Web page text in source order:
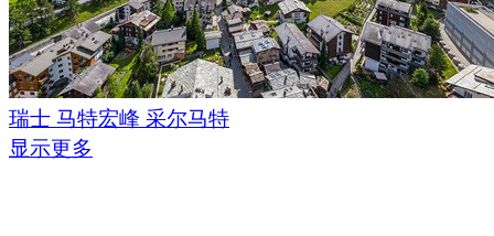
瑞士 马特宏峰 采尔马特
显示更多